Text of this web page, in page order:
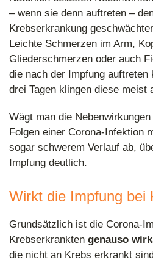
– wenn sie denn auftreten –
Krebserkrankung
Leichte Schmerzen im Arm,
Gliederschmerzen oder auch
die nach der Impfung auftreten
drei Tagen klingen diese meist
Wägt man die
Folgen einer Corona-Infektion
sogar schwerem Verlauf ab,
Impfung deutlich.
Wirkt die Impfung bei
Grundsätzlich ist die Corona-
Krebserkrankten genauso
die nicht an Krebs erkrankt